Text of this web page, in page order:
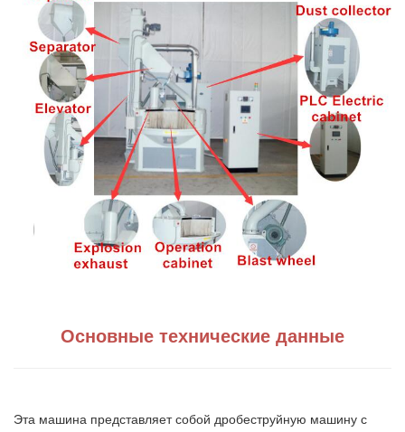
Основные технические данные
Эта машина представляет собой дробеструйную машину с